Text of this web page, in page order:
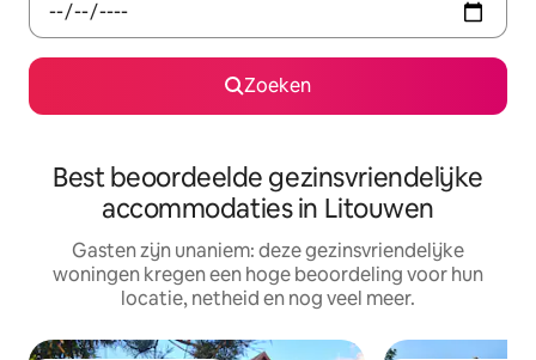
Zoeken
Best beoordeelde gezinsvriendelijke
accommodaties in Litouwen
Gasten zijn unaniem: deze gezinsvriendelijke
woningen kregen een hoge beoordeling voor hun
locatie, netheid en nog veel meer.